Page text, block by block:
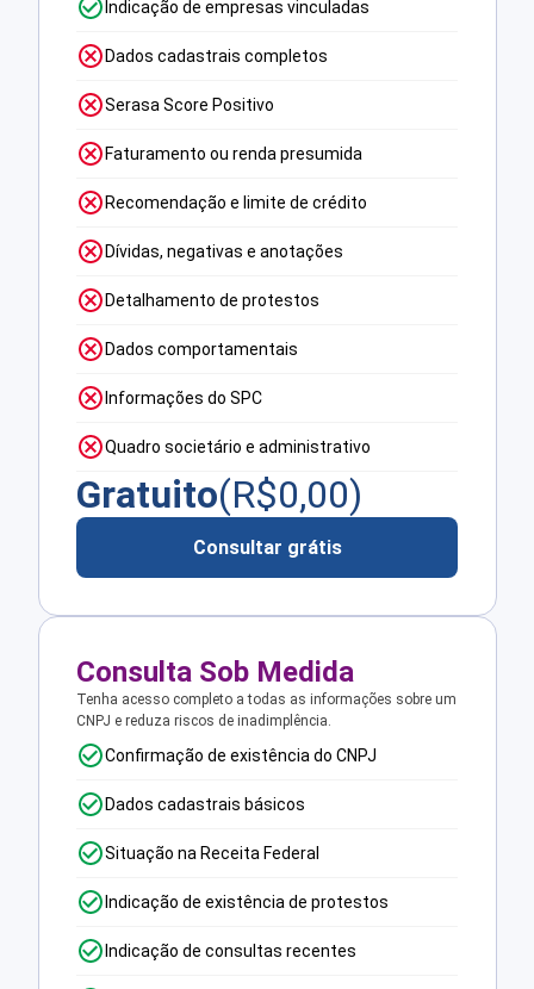
Indicação de empresas vinculadas
Dados cadastrais completos
Serasa Score Positivo
Faturamento ou renda presumida
Recomendação e limite de crédito
Dívidas, negativas e anotações
Detalhamento de protestos
Dados comportamentais
Informações do SPC
Quadro societário e administrativo
Gratuito(R$0,00)
Consultar grátis
Consulta Sob Medida
Tenha acesso completo a todas as informações sobre um
CNPJ e reduza riscos de inadimplência.
Confirmação de existência do CNPJ
Dados cadastrais básicos
Situação na Receita Federal
Indicação de existência de protestos
Indicação de consultas recentes